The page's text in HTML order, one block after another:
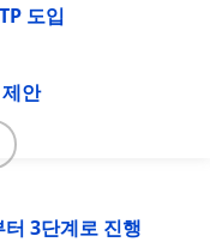
도입
안
터 3단계로 진행